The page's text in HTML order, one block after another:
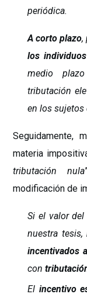
periódica.
A corto plazo,
los
medio
tributación
en los sujetos
Seguidamente,
materia
tributación nula
modificación de
Si el valor
nuestra tesis,
incentivados
con
El incentivo